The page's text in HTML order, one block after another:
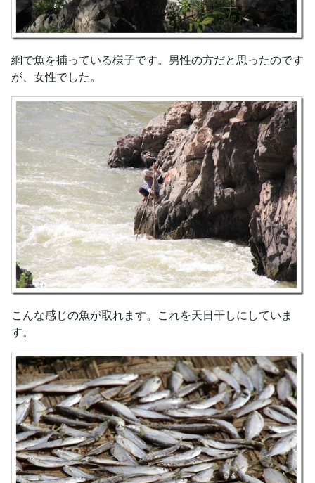
網で魚を捕っている様子です。男性の方だと思ったのです
が、女性でした。
こんな感じの魚が取れます。これを天日干しにしていま
す。